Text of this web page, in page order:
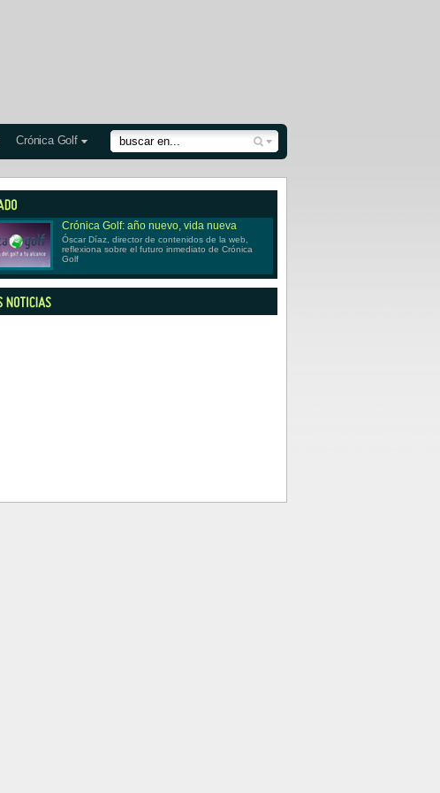
Crónica Golf
Crónica Golf: año nuevo, vida nueva
Óscar Díaz, director de contenidos de la web,
reflexiona sobre el futuro inmediato de Crónica
Golf